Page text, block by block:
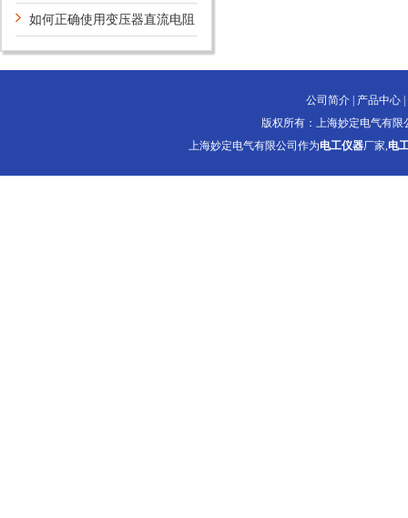
阻阻测试仪
如何正确使用变压器直流电阻
测试仪Z安全？
公司简介 产品中心
版权所有：上海妙定电气有
上海妙定电气有限公司作为电工仪器厂家,电